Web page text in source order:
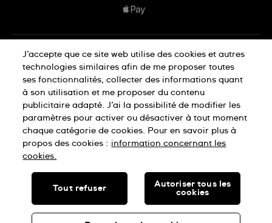
Déclaration de confidentialité
Déclaration concernant les cookies
Conditions d'utilisation
SWISS MADE
© SWATCH LTD, 2026 TOUS DROITS RÉSERVÉS : MONTRES
J’accepte que ce site web utilise des cookies et autres
technologies similaires afin de me proposer toutes
ses fonctionnalités, collecter des informations quant
à son utilisation et me proposer du contenu
publicitaire adapté. J’ai la possibilité de modifier les
paramètres pour activer ou désactiver à tout moment
chaque catégorie de cookies. Pour en savoir plus à
propos des cookies : information concernant les
cookies.
Tout refuser
Autoriser tous les
cookies